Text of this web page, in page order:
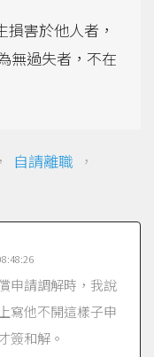
害於他人者，
無過失者，不在
， 自請離職 ，
申請調解時，我說
寫他不開這樣子申
簽和解。